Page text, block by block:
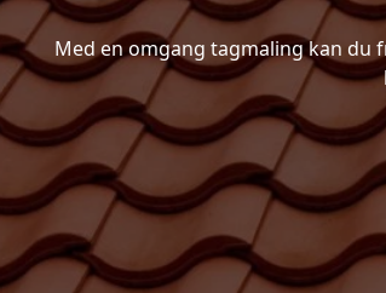
Med en omgang tagmaling kan du